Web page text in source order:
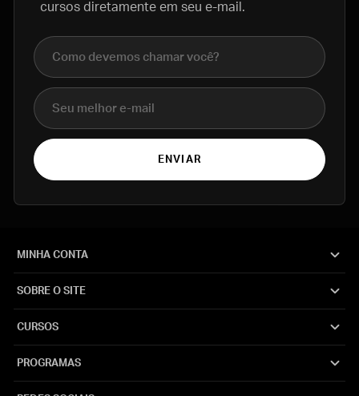
cursos diretamente em seu e-mail.
Nome completo
E-mail
ENVIAR
MINHA CONTA
SOBRE O SITE
CURSOS
PROGRAMAS